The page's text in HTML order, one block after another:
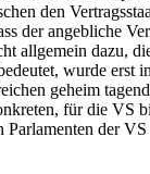
den
der angebliche
allgemein dazu,
wurde erst
geheim
für die VS
Parlamenten der